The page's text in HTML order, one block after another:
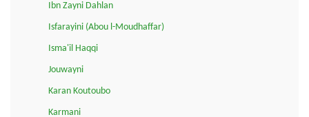
Ibn Zayni Dahlan
Isfarayini (Abou l-Moudhaffar)
Isma'il Haqqi
Jouwayni
Karan Koutoubo
Karmani